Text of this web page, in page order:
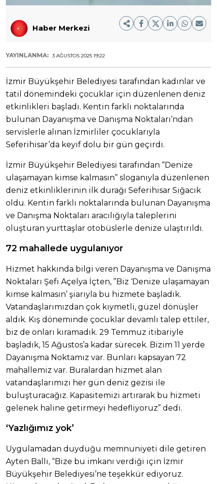
Haber Merkezi
YAYINLANMA: 3 AĞUSTOS 2025 19:22
İzmir Büyükşehir Belediyesi tarafından kadınlar ve
tatil dönemindeki çocuklar için düzenlenen deniz
etkinlikleri başladı. Kentin farklı noktalarında
bulunan Dayanışma ve Danışma Noktaları’ndan
servislerle alınan İzmirliler çocuklarıyla
Seferihisar’da keyif dolu bir gün geçirdi.
İzmir Büyükşehir Belediyesi tarafından “Denize
ulaşamayan kimse kalmasın” sloganıyla düzenlenen
deniz etkinliklerinin ilk durağı Seferihisar Sığacık
oldu. Kentin farklı noktalarında bulunan Dayanışma
ve Danışma Noktaları aracılığıyla taleplerini
oluşturan yurttaşlar otobüslerle denize ulaştırıldı.
72 mahallede uygulanıyor
Hizmet hakkında bilgi veren Dayanışma ve Danışma
Noktaları Şefi Açelya İçten, ”Biz ‘Denize ulaşamayan
kimse kalmasın’ şiarıyla bu hizmete başladık.
Vatandaşlarımızdan çok kıymetli, güzel dönüşler
aldık. Kış döneminde çocuklar devamlı talep ettiler,
biz de onları kıramadık. 29 Temmuz itibariyle
başladık, 15 Ağustos’a kadar sürecek. Bizim 11 yerde
Dayanışma Noktamız var. Bunları kapsayan 72
mahallemiz var. Buralardan hizmet alan
vatandaşlarımızı her gün deniz gezisi ile
buluşturacağız. Kapasitemizi artırarak bu hizmeti
gelenek haline getirmeyi hedefliyoruz” dedi.
‘Yazlığımız yok’
Uygulamadan duyduğu memnuniyeti dile getiren
Ayten Ballı, “Bize bu imkanı verdiği için İzmir
Büyükşehir Belediyesi’ne teşekkür ediyoruz.